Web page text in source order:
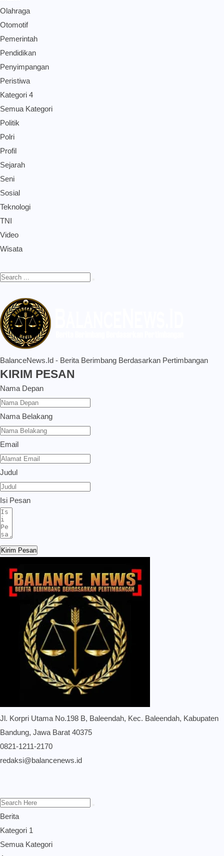
Olahraga
Otomotif
Pemerintah
Pendidikan
Penyimpangan
Peristiwa
Kategori 4
Semua Kategori
Politik
Polri
Profil
Sejarah
Seni
Sosial
Teknologi
TNI
Video
Wisata
BalanceNews.Id - Berita Berimbang Berdasarkan Pertimbangan
KIRIM PESAN
Nama Depan
Nama Belakang
Email
Judul
Isi Pesan
Kirim Pesan
Jl. Korpri Utama No.198 B, Baleendah, Kec. Baleendah, Kabupaten
Bandung, Jawa Barat 40375
0821-1211-2170
redaksi@balancenews.id
Berita
Kategori 1
Semua Kategori